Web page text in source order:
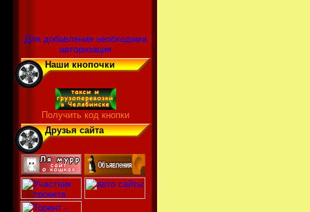
Для добавления необходима
авторизация
Наши кнопочки
Получить код кнопки
Друзья сайта